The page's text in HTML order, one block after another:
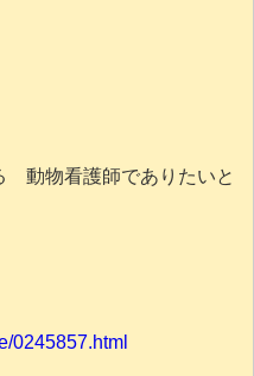
動物看護師でありたいと
0245857.html